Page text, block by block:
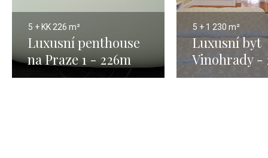
5 + KK 226 m²
Luxusní penthouse
na Praze 1 - 226m
5 + 1 230 m²
Luxusní byt
Vinohrady -